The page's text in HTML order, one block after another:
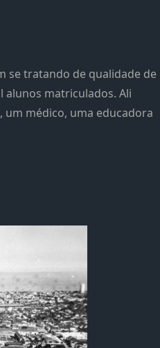
se tratando de qualidade de
alunos matriculados. Ali
médico, uma educadora